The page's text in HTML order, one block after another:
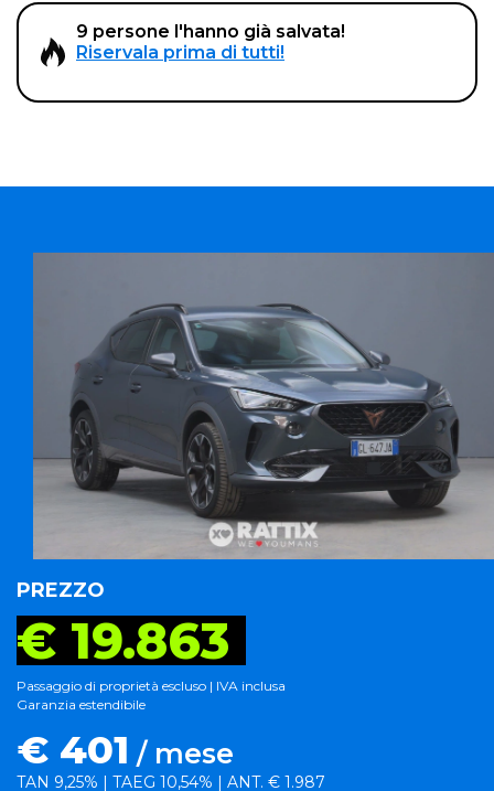
9 persone l'hanno già salvata!
Riservala prima di tutti!
PREZZO
€ 19.863
Passaggio di proprietà escluso | IVA inclusa
Garanzia estendibile
€ 401 / mese
TAN 9,25% | TAEG 10,54% | ANT. € 1.987